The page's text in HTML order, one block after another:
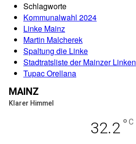
Schlagworte
Kommunalwahl 2024
Linke Mainz
Martin Malcherek
Spaltung die Linke
Stadtratsliste der Mainzer Linken
Tupac Orellana
MAINZ
Klarer Himmel
32.2 ° C